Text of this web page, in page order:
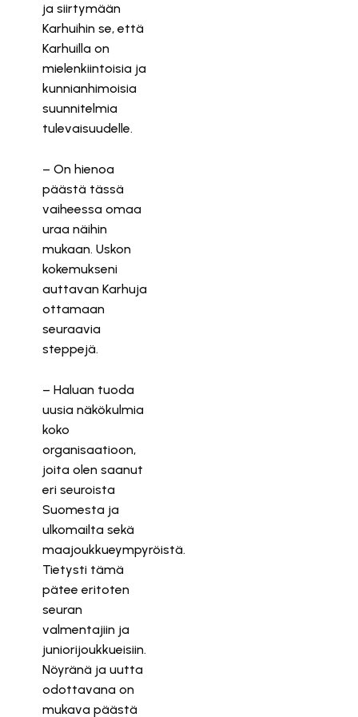
ja siirtymään
Karhuihin se, että
Karhuilla on
mielenkiintoisia ja
kunnianhimoisia
suunnitelmia
tulevaisuudelle.
– On hienoa
päästä tässä
vaiheessa omaa
uraa näihin
mukaan. Uskon
kokemukseni
auttavan Karhuja
ottamaan
seuraavia
steppejä.
– Haluan tuoda
uusia näkökulmia
koko
organisaatioon,
joita olen saanut
eri seuroista
Suomesta ja
ulkomailta sekä
maajoukkueympyröistä.
Tietysti tämä
pätee eritoten
seuran
valmentajiin ja
juniorijoukkueisiin.
Nöyränä ja uutta
odottavana on
mukava päästä